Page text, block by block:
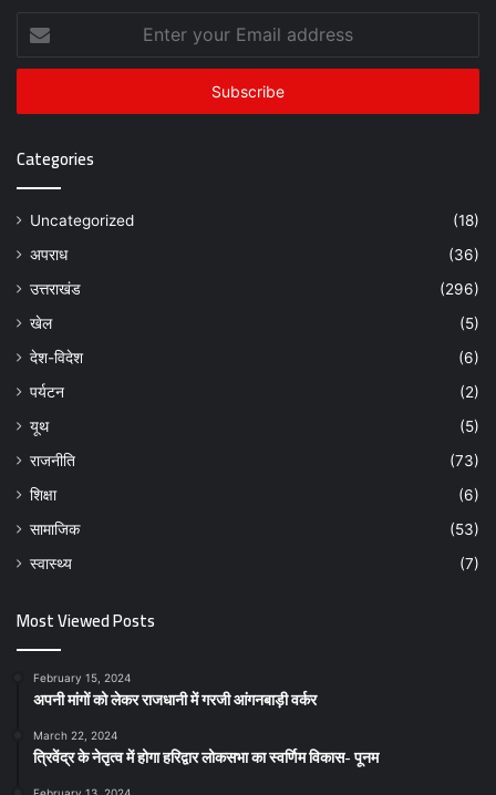
your
Email
Categories
Uncategorized
(18)
अपराध
(36)
उत्तराखंड
(296)
खेल
(5)
देश-विदेश
(6)
पर्यटन
(2)
यूथ
(5)
राजनीति
(73)
शिक्षा
(6)
सामाजिक
(53)
स्वास्थ्य
(7)
Most Viewed Posts
February 15, 2024
अपनी मांगों को लेकर राजधानी में गरजी आंगनबाड़ी वर्कर
March 22, 2024
त्रिवेंद्र के नेतृत्व में होगा हरिद्वार लोकसभा का स्वर्णिम विकास- पूनम